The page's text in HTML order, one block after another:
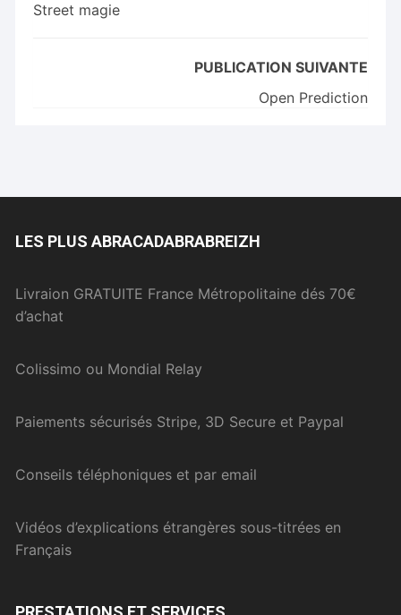
Street magie
PUBLICATION SUIVANTE
Open Prediction
LES PLUS ABRACADABRABREIZH
Livraion GRATUITE France Métropolitaine dés 70€
d’achat
Colissimo ou Mondial Relay
Paiements sécurisés Stripe, 3D Secure et Paypal
Conseils téléphoniques et par email
Vidéos d’explications étrangères sous-titrées en
Français